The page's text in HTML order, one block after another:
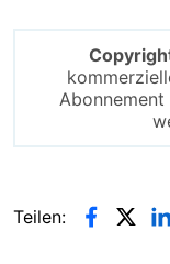
Teilen: